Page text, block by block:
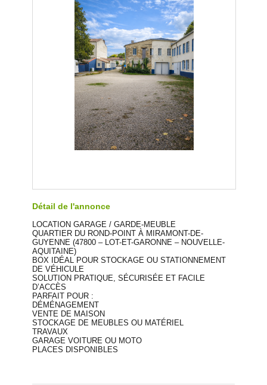
Détail de l'annonce
LOCATION GARAGE / GARDE-MEUBLE
QUARTIER DU ROND-POINT À MIRAMONT-DE-
GUYENNE (47800 – LOT-ET-GARONNE – NOUVELLE-
AQUITAINE)
BOX IDÉAL POUR STOCKAGE OU STATIONNEMENT
DE VÉHICULE
SOLUTION PRATIQUE, SÉCURISÉE ET FACILE
D’ACCÈS
PARFAIT POUR :
DÉMÉNAGEMENT
VENTE DE MAISON
STOCKAGE DE MEUBLES OU MATÉRIEL
TRAVAUX
GARAGE VOITURE OU MOTO
PLACES DISPONIBLES